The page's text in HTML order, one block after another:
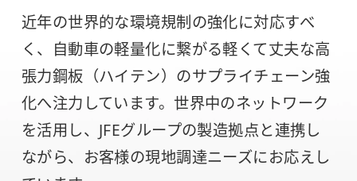
近年の世界的な環境規制の強化に対応すべ
く、自動車の軽量化に繋がる軽くて丈夫な高
張力鋼板（ハイテン）のサプライチェーン強
化へ注力しています。世界中のネットワーク
を活用し、JFEグループの製造拠点と連携し
ながら、お客様の現地調達ニーズにお応えし